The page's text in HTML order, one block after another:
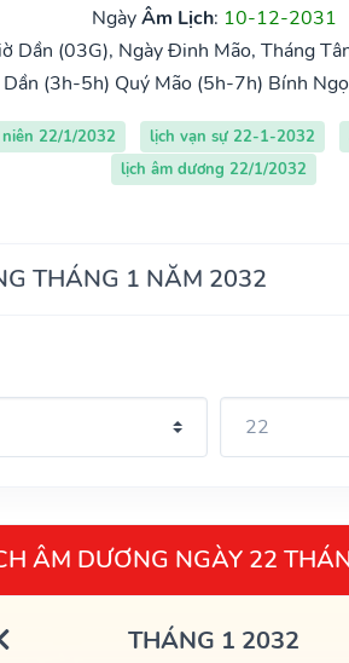
NgàyÂm Lịch: 10-12-2031
Dần (03G), Ngày Đinh Mão, Tháng
(3h-5h) Quý Mão (5h-7h) Bính
22/1/2032 lịch vạn sự 22-1-2032
lịch âm dương 22/1/2032
THÁNG 1 NĂM 2032
ÂM DƯƠNG NGÀY 22
THÁNG 1 2032